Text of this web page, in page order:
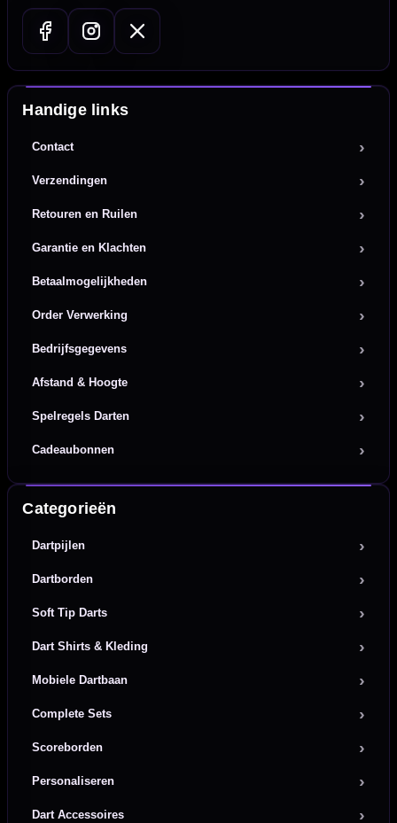
Handige links
Contact
Verzendingen
Retouren en Ruilen
Garantie en Klachten
Betaalmogelijkheden
Order Verwerking
Bedrijfsgegevens
Afstand & Hoogte
Spelregels Darten
Cadeaubonnen
Categorieën
Dartpijlen
Dartborden
Soft Tip Darts
Dart Shirts & Kleding
Mobiele Dartbaan
Complete Sets
Scoreborden
Personaliseren
Dart Accessoires